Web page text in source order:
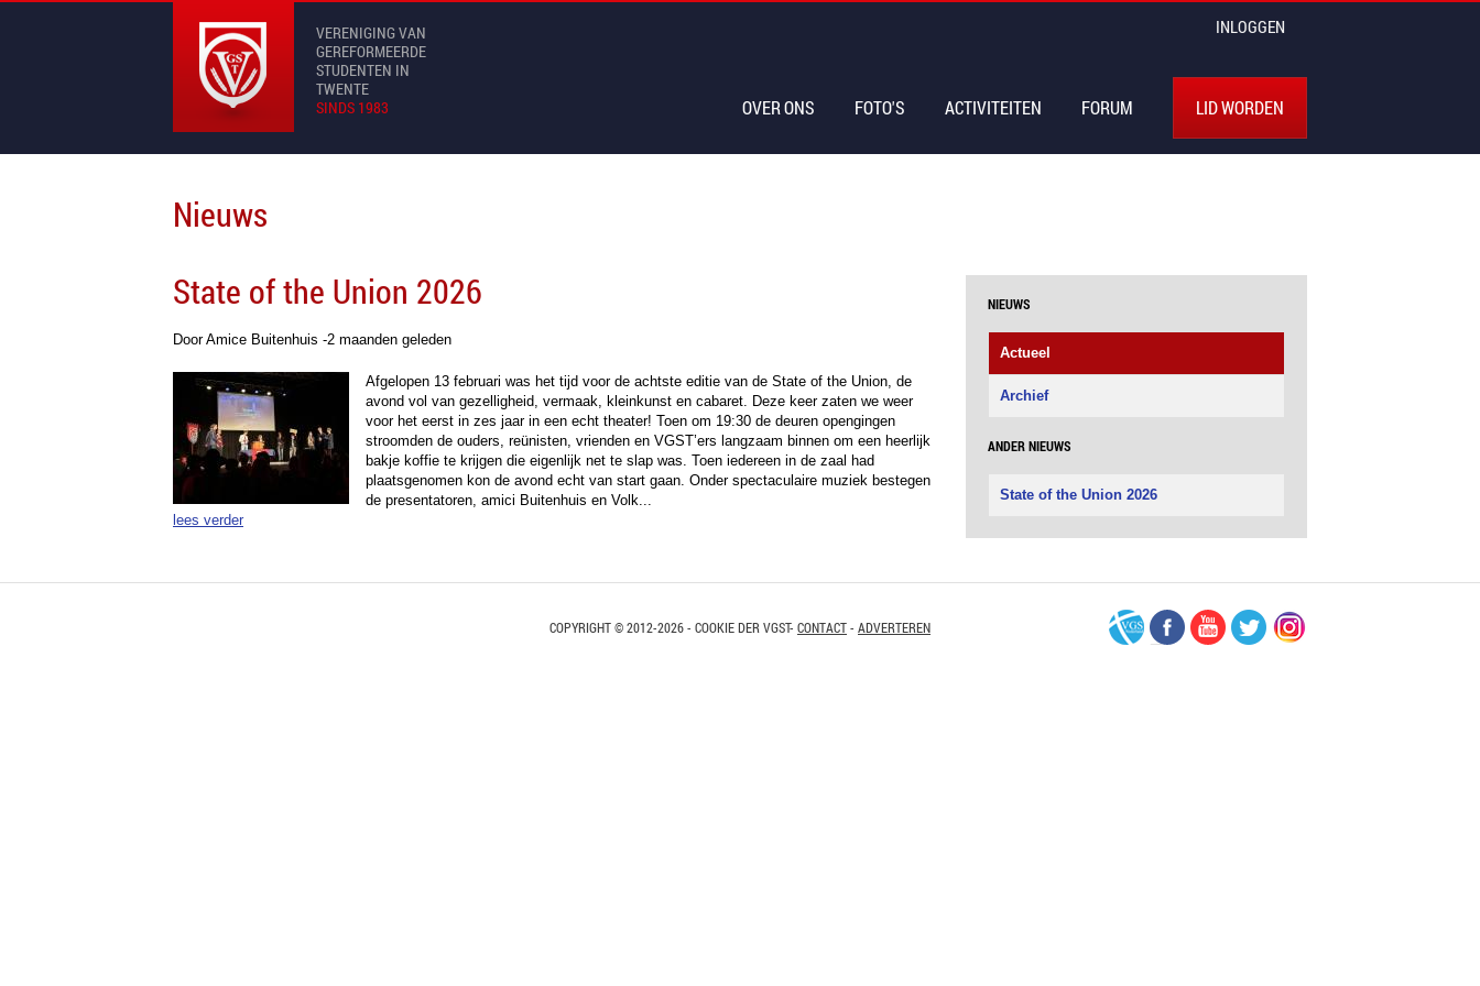
VERENIGING VAN
GEREFORMEERDE
STUDENTEN IN
TWENTE
SINDS 1983
INLOGGEN
OVER ONS FOTO'S ACTIVITEITEN FORUM LID WORDEN
Nieuws
State of the Union 2026
Door Amice Buitenhuis -2 maanden geleden
Afgelopen 13 februari was het tijd voor de achtste editie van de State of the Union, de
avond vol van gezelligheid, vermaak, kleinkunst en cabaret. Deze keer zaten we weer
voor het eerst in zes jaar in een echt theater! Toen om 19:30 de deuren opengingen
stroomden de ouders, reünisten, vrienden en VGST’ers langzaam binnen om een heerlijk
bakje koffie te krijgen die eigenlijk net te slap was. Toen iedereen in de zaal had
plaatsgenomen kon de avond echt van start gaan. Onder spectaculaire muziek bestegen
de presentatoren, amici Buitenhuis en Volk...
lees verder
NIEUWS
Actueel
Archief
ANDER NIEUWS
State of the Union 2026
COPYRIGHT © 2012-2026 - COOKIE DER VGST- CONTACT- ADVERTEREN